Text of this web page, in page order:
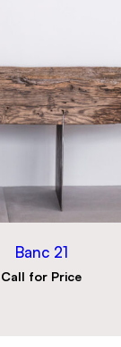
Banc 21
Call for Price